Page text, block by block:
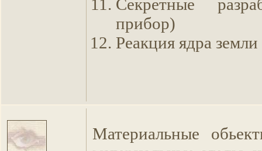
Секретные
прибор)
Реакция ядра земли
Материальные